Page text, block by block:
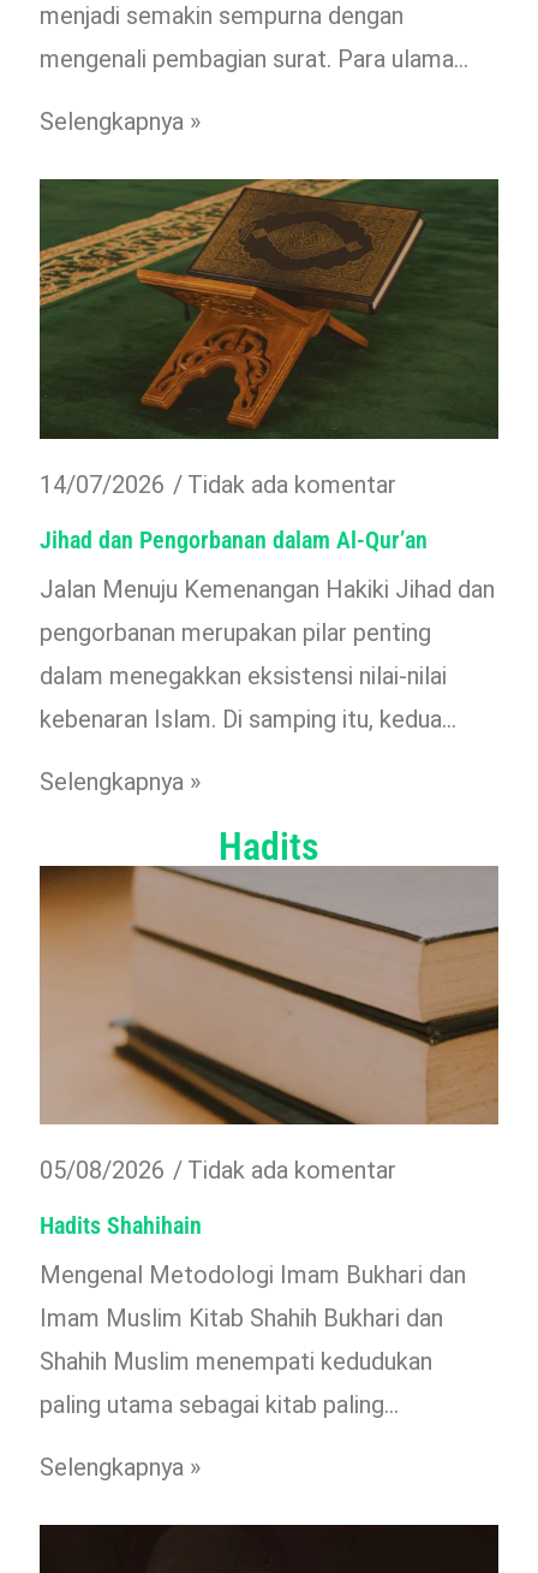
menjadi semakin sempurna dengan
mengenali pembagian surat. Para ulama…
Selengkapnya »
14/07/2026
Tidak ada komentar
Jihad dan Pengorbanan dalam Al-Qur’an
Jalan Menuju Kemenangan Hakiki Jihad dan
pengorbanan merupakan pilar penting
dalam menegakkan eksistensi nilai-nilai
kebenaran Islam. Di samping itu, kedua…
Selengkapnya »
Hadits
05/08/2026
Tidak ada komentar
Hadits Shahihain
Mengenal Metodologi Imam Bukhari dan
Imam Muslim Kitab Shahih Bukhari dan
Shahih Muslim menempati kedudukan
paling utama sebagai kitab paling…
Selengkapnya »